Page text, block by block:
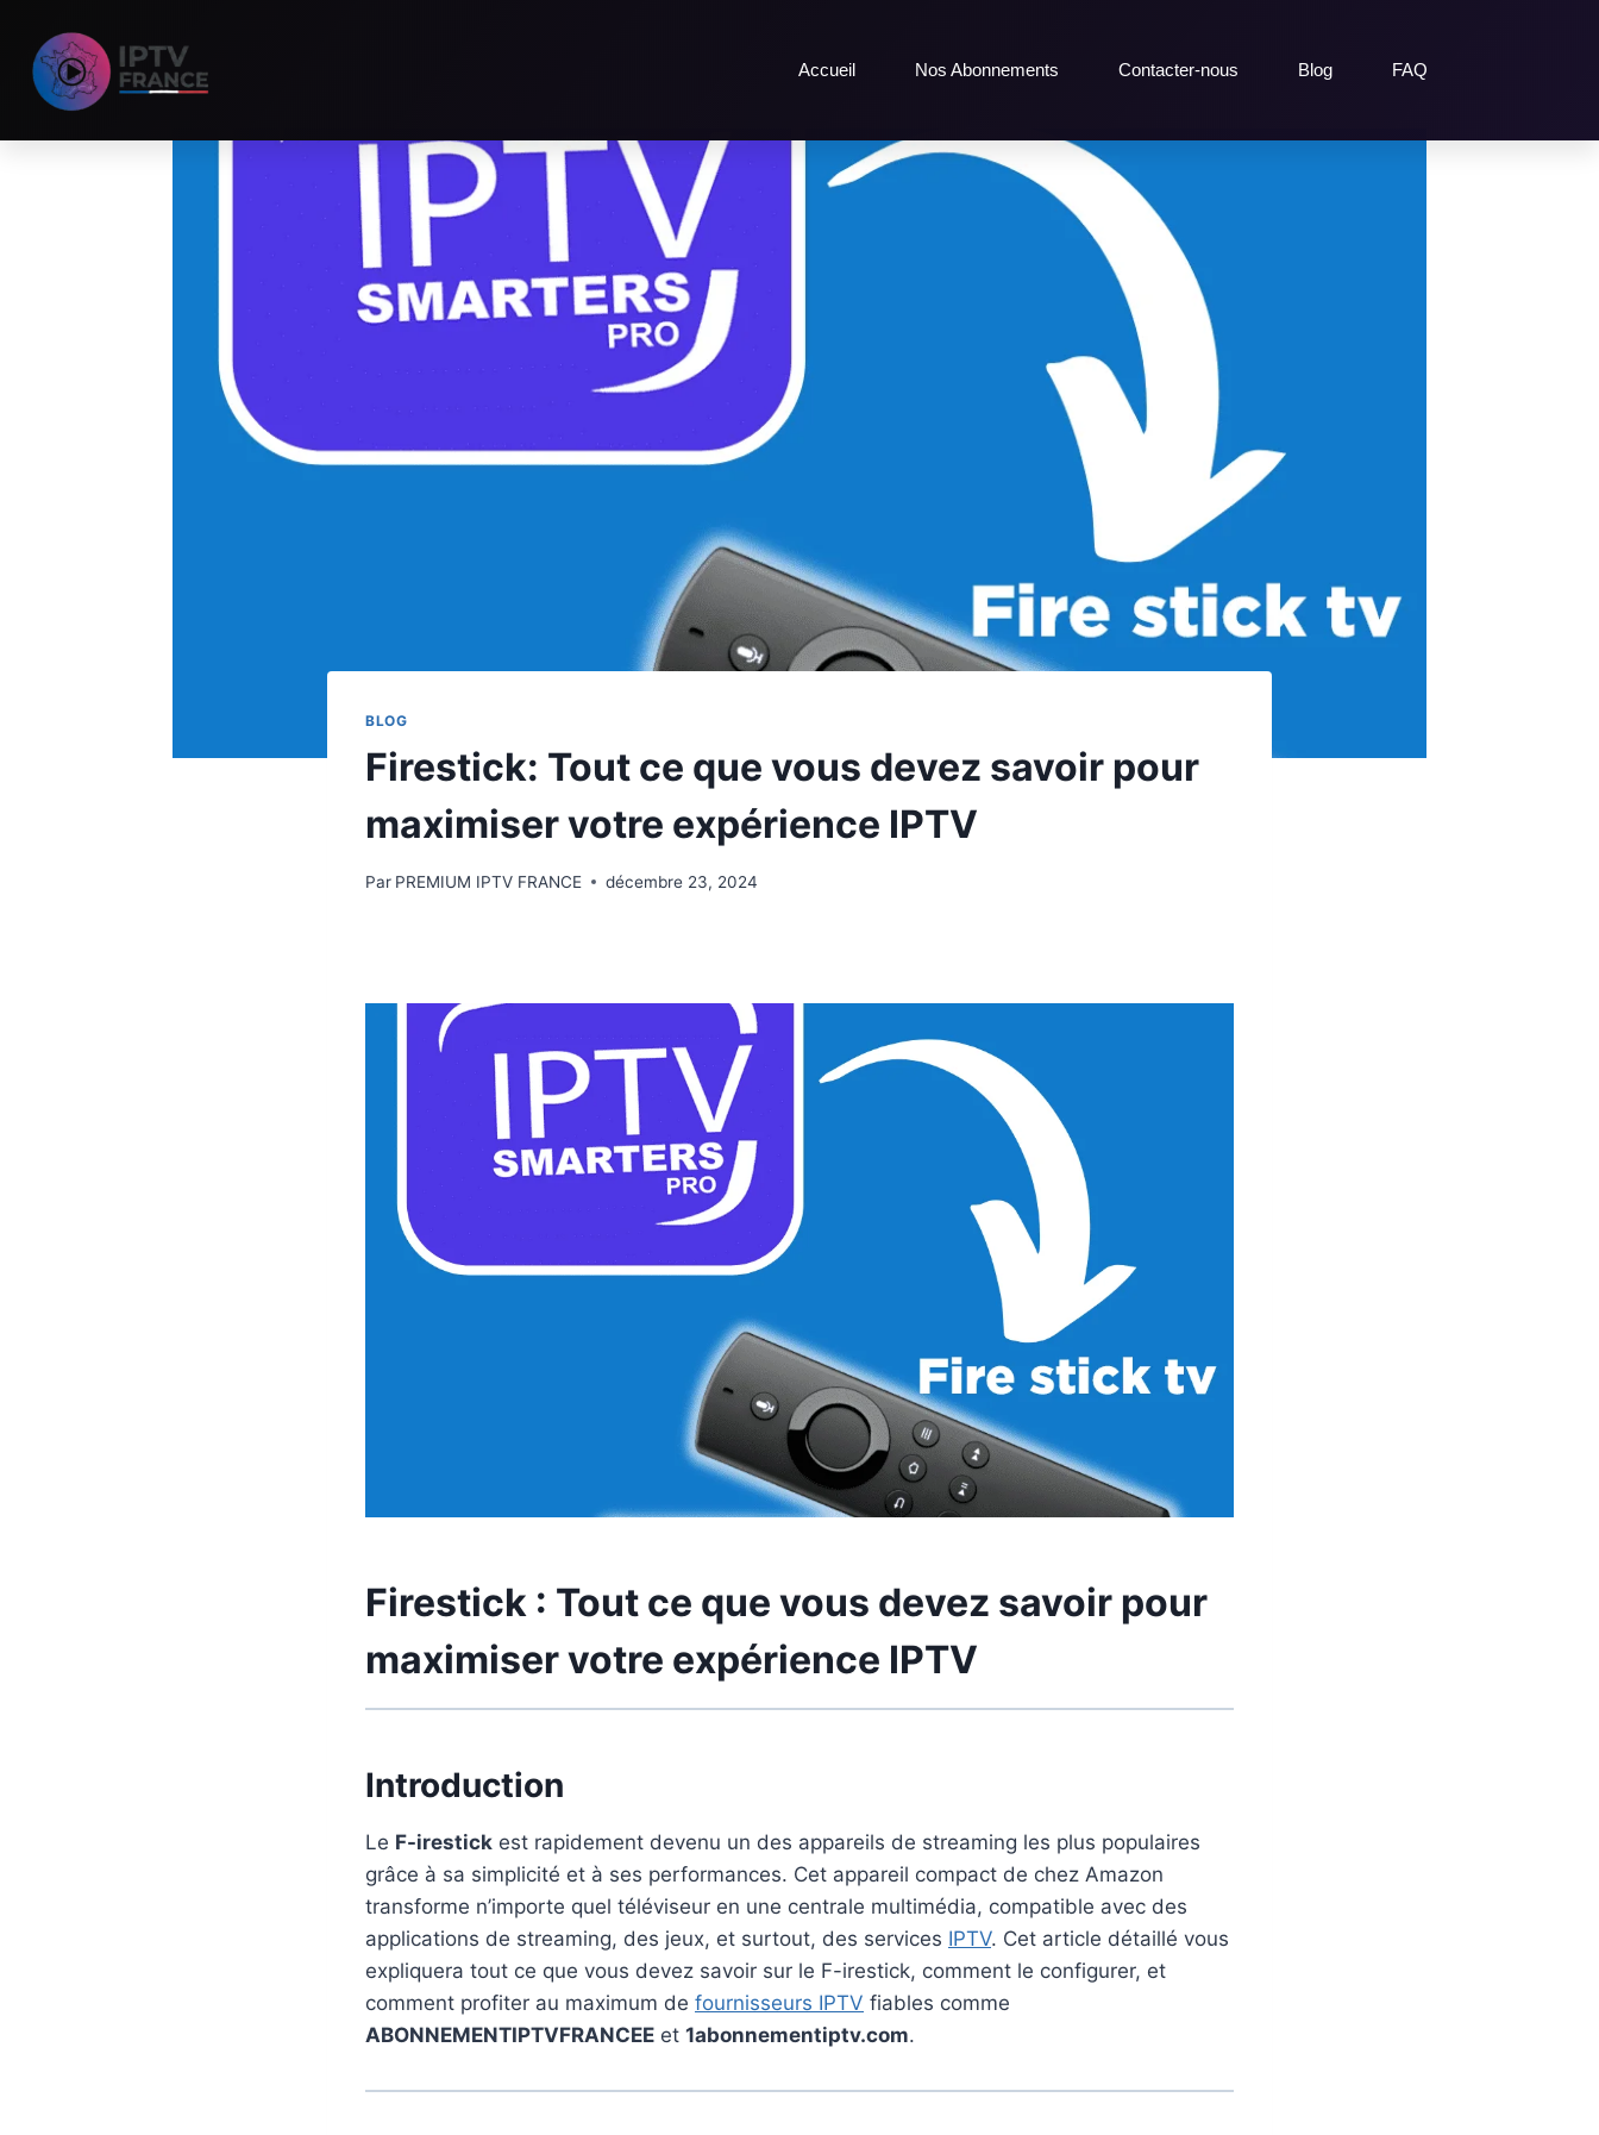
Accueil Nos Abonnements Contacter-nous Blog FAQ
BLOG
Firestick: Tout ce que vous devez savoir pour
maximiser votre expérience IPTV
Par PREMIUM IPTV FRANCE décembre 23, 2024
Firestick : Tout ce que vous devez savoir pour
maximiser votre expérience IPTV
Introduction
Le F-irestick est rapidement devenu un des appareils de streaming les plus populaires
grâce à sa simplicité et à ses performances. Cet appareil compact de chez Amazon
transforme n’importe quel téléviseur en une centrale multimédia, compatible avec des
applications de streaming, des jeux, et surtout, des services IPTV. Cet article détaillé vous
expliquera tout ce que vous devez savoir sur le F-irestick, comment le configurer, et
comment profiter au maximum de fournisseurs IPTV fiables comme
ABONNEMENTIPTVFRANCEE et 1abonnementiptv.com.